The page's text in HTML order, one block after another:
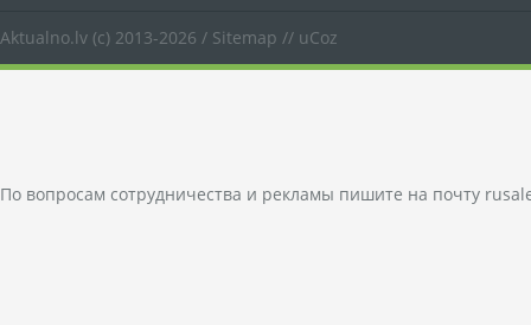
Aktualno.lv (c) 2013-2026 / Sitemap // uCoz
По вопросам сотрудничества и рекламы пишите на почту